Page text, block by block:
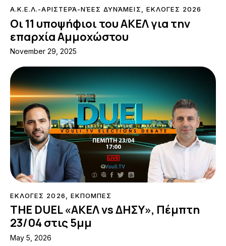
Α.Κ.Ε.Λ.-ΑΡΙΣΤΕΡΆ-ΝΈΕΣ ΔΥΝΆΜΕΙΣ ΕΚΛΟΓΕΣ 2026
Οι 11 υποψήφιοι του ΑΚΕΛ για την
επαρχία Αμμοχώστου
November 29, 2025
ΕΚΛΟΓΕΣ 2026 ΕΚΠΟΜΠΕΣ
THE DUEL «ΑΚΕΛ vs ΔΗΣΥ», Πέμπτη
23/04 στις 5μμ
May 5, 2026